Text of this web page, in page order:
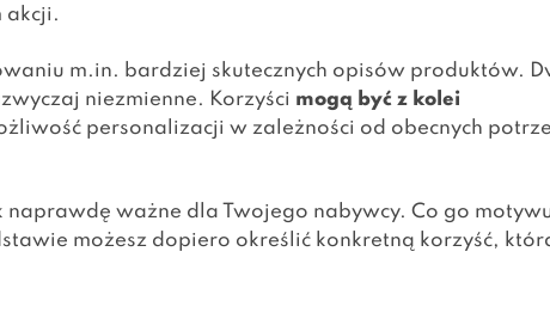
akcji.
m.in. bardziej skutecznych opisów produktów.
niezmienne. Korzyści mogą być z kolei
personalizacji w zależności od obecnych
ważne dla Twojego nabywcy. Co go
możesz dopiero określić konkretną korzyść,